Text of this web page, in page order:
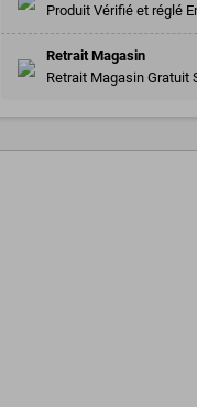
Produit Vérifié et réglé
Retrait Magasin
Retrait Magasin Gratuit